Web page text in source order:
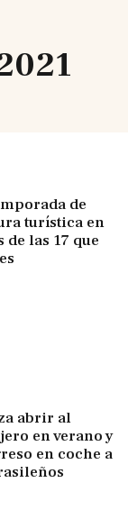
de
turística en
las 17 que
abrir al
en verano y
en coche a